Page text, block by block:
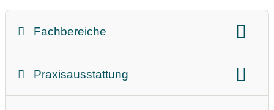
Fachbereiche
Praxisausstattung